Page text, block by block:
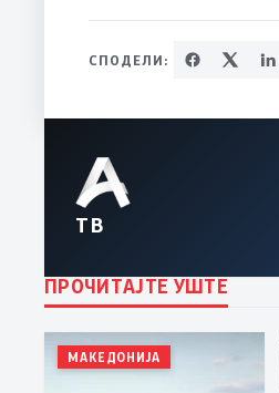
СПОДЕЛИ:
ТВ
ПРОЧИТАЈТЕ УШТЕ
МАКЕДОНИЈА